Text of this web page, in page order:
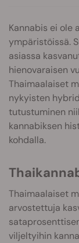
Kannabis ei ole
ympäristöissä.
asiassa
hienovaraisen
Thaimaalaiset
nykyisten
tutustuminen
kannabiksen
kohdalla.
Thaimaalaiset
arvostettuja
viljeltyihin